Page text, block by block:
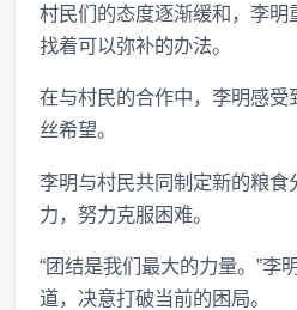
村民们的态度逐渐缓和，李明
找着可以弥补的办法。
在与村民的合作中，李明感受
丝希望。
李明与村民共同制定新的粮食
力，努力克服困难。
“团结是我们最大的力量。”李
道，决意打破当前的困局。